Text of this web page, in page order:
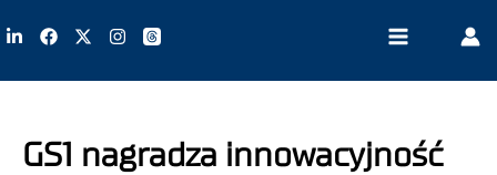
GS1 nagradza innowacyjność